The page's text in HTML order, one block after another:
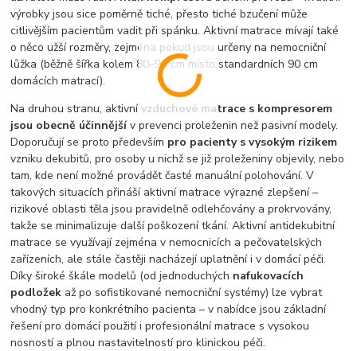
výrobky jsou sice poměrně tiché, přesto tiché bzučení může
citlivějším pacientům vadit při spánku. Aktivní matrace mívají také
o něco užší rozměry, zejména pokud jsou určeny na nemocniční
lůžka (běžně šířka kolem 80–90 cm místo standardních 90 cm
domácích matrací).
Na druhou stranu, aktivnívzduchové matrace s kompresorem
jsou obecně účinnějšív prevenci proleženin než pasivní modely.
Doporučují se proto především pro pacienty s vysokým rizikem
vzniku dekubitů, pro osoby u nichž se již proleženiny objevily, nebo
tam, kde není možné provádět časté manuální polohování. V
takových situacích přináší aktivní matrace výrazné zlepšení –
rizikové oblasti těla jsou pravidelně odlehčovány a prokrvovány,
takže se minimalizuje další poškození tkání. Aktivní antidekubitní
matrace se využívají zejména v nemocnicích a pečovatelských
zařízeních, ale stále častěji nacházejí uplatnění i v domácí péči.
Díky široké škále modelů (od jednoduchých nafukovacích
podložek až po sofistikované nemocniční systémy) lze vybrat
vhodný typ pro konkrétního pacienta – v nabídce jsou základní
řešení pro domácí použití i profesionální matrace s vysokou
nosností a plnou nastavitelností pro klinickou péči.